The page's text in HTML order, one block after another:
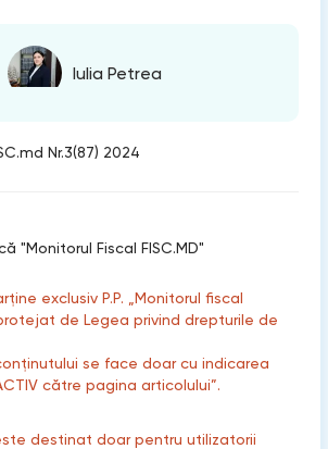
Iulia Petrea
Nr.3(87) 2024
"Monitorul Fiscal FISC.MD"
exclusiv P.P. „Monitorul fiscal
de Legea privind drepturile de
se face doar cu indicarea
ACTIV către pagina articolului”.
destinat doar pentru utilizatorii